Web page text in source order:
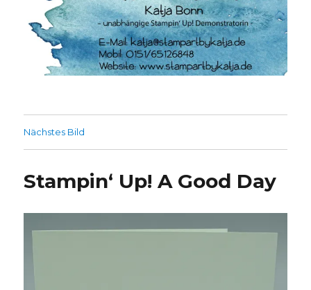
Nächstes Bild
Stampin‘ Up! A Good Day